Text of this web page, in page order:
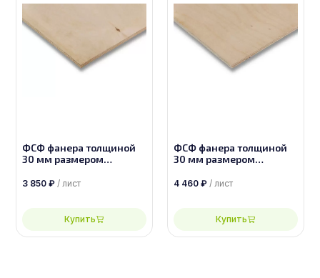
ФСФ фанера толщиной
30 мм размером
3 850 ₽ / лист
Купить
ФСФ фанера толщиной
30 мм размером
4 460 ₽ / лист
Купить